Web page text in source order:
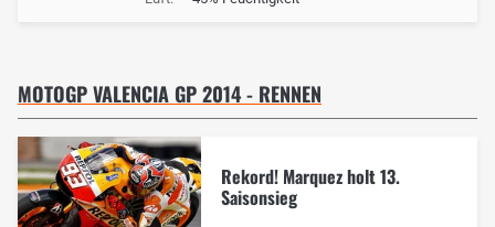
MOTOGP VALENCIA GP 2014 - RENNEN
Rekord! Marquez holt 13.
Saisonsieg